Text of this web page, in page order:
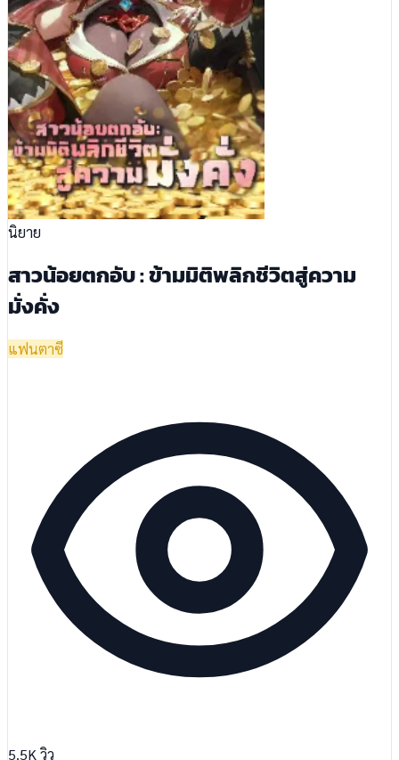
นิยาย
สาวน้อยตกอับ : ข้ามมิติพลิกชีวิตสู่ความ
มั่งคั่ง
แฟนตาซี
5.5K วิว